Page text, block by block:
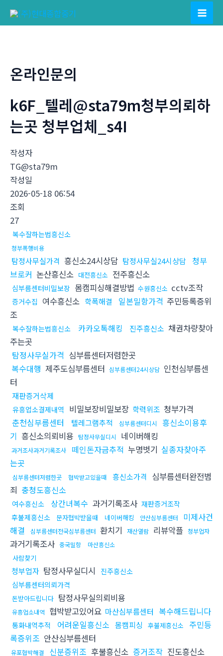
Main
온라인문의
k6F_텔레@sta79m청부의뢰하
는곳 청부업체_s4I
작성자
TG@sta79m
작성일
2026-05-18 06:54
조회
27
복수잘하는법흥신소
청부폭행비용
탐정사무실가격 흥신소24시상담 탐정사무실24시상담
청부
브로커 논산흥신소 대전흥신소 전주흥신소
심부름센터비밀보장 몸캠피싱해결방법 수원흥신소 cctv조작
증거수집 여수흥신소 학폭해결 일본밀항가격 주민등록증위
조
복수잘하는법흥신소 카카오톡해킹 진주흥신소 채권차량찾아
주는곳
탐정사무실가격 심부름센터저렴한곳
복수대행 제주도심부름센터 심부름센터24시상담 인천심부름센
터
재판증거삭제
유흥업소결제내역 비밀보장비밀보장 학력위조 청부가격
춘천심부름센터
텔레그램추적 심부름센터디시
흥신소이용후
기 흥신소의뢰비용 탐정사무실디시 네이버해킹
과거조사과거기록조사 떼인돈자금추적 누명벗기 실종자찾아주
는곳
심부름센터저렴한곳 협박받고있을때 흥신소가격 심부름센터완전범
죄 충청도흥신소
여수흥신소 상간녀복수 과거기록조사 재판증거조작
후불제흥신소
문자협박받을때 네이버해킹 안산심부름센터
미제사건
해결
심부름센터전국심부름센터 환치기 재산열람 리뷰악플 청부업자
과거기록조사 중국밀항 마산흥신소
사람찾기
청부업자 탐정사무실디시
진주흥신소
심부름센터의뢰가격
돈받아드립니다 탐정사무실의뢰비용
유흥업소내역 협박받고있어요 마산심부름센터 복수해드립니다
통화내역추적 어려운일흥신소 몸캠피싱 후불제흥신소
주민등
록증위조 안산심부름센터
유포협박해결 신분증위조 후불흥신소 증거조작 진도흥신소